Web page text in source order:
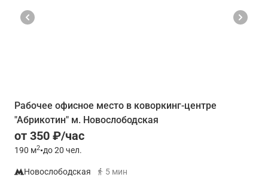
Рабочее офисное место в коворкинг-центре
"Абрикотин" м. Новослободская
от 350 ₽/час
190 м2•до 20 чел.
Новослободская
5 мин